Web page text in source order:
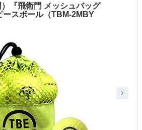
『飛衛門 メッシュバッグ
ースボール（TBM-2MBY